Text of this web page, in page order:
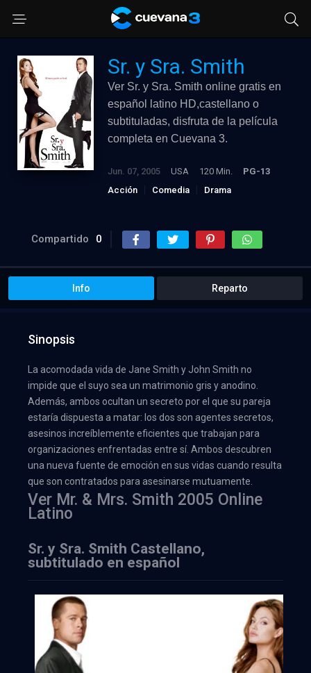
Sr. y Sra. Smith
Ver Sr. y Sra. Smith online gratis en
español latino HD,castellano o
subtituladas, disfruta de la película
completa en Cuevana 3.
Jun. 07, 2005 USA 120 Min.
PG-13
Acción
Comedia
Drama
Compartido 0
Info Reparto
Sinopsis
La acomodada vida de Jane Smith y John Smith no
impide que el suyo sea un matrimonio gris y anodino.
Además, ambos ocultan un secreto por el que su pareja
estaría dispuesta a matar: los dos son agentes secretos,
asesinos increíblemente eficientes que trabajan para
organizaciones enfrentadas entre sí. Ambos descubren
una nueva fuente de emoción en sus vidas cuando resulta
que son contratados para asesinarse mutuamente.
Ver Mr. & Mrs. Smith 2005 Online
Latino
Sr. y Sra. Smith Castellano,
subtitulado en español